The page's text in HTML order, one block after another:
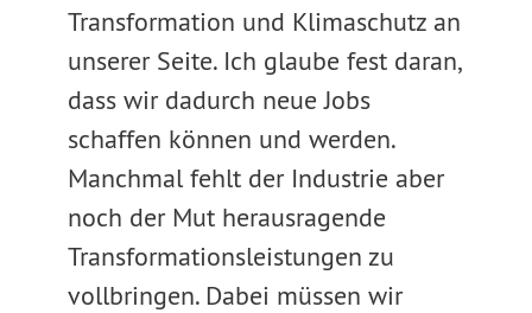
Transformation und Klimaschutz an
unserer Seite. Ich glaube fest daran,
dass wir dadurch neue Jobs
schaffen können und werden.
Manchmal fehlt der Industrie aber
noch der Mut herausragende
Transformationsleistungen zu
vollbringen. Dabei müssen wir